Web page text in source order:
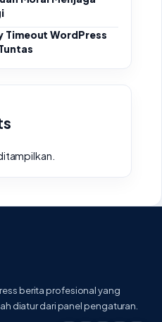
Timeout WordPress
berita profesional yang
diatur dari panel pengaturan.